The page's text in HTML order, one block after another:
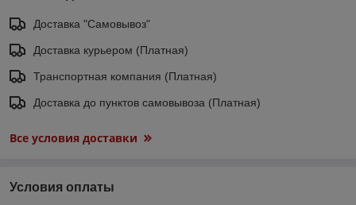
Доставка "Самовывоз"
Доставка курьером (Платная)
Транспортная компания (Платная)
Доставка до пунктов самовывоза (Платная)
Все условия доставки
Условия оплаты